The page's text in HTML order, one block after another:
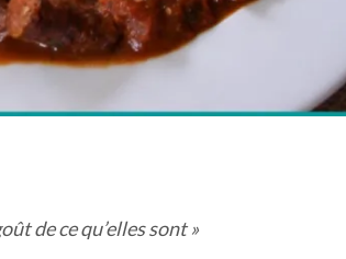
de ce qu’elles sont »